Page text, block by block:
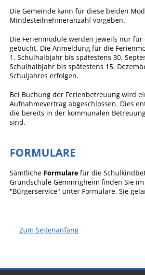
Geschichte
MEIN
Projekt
Gemmrigheim
Lesepaten
Aktion
Boulebahn
Die Gemeinde kann für diese beiden
Mindesteilnehmeranzahl vorgeben.
Die Ferienmodule werden jeweils nur
gebucht. Die Anmeldung für die
1. Schulhalbjahr bis spätestens 30.
Schulhalbjahr bis spätestens 15.
Schuljahres erfolgen.
Bei Buchung der Ferienbetreuung wird
Aufnahmevertrag abgeschlossen. Dies
die bereits in der kommunalen
sind.
FORMULARE
Sämtliche Formulare für die
Grundschule Gemmrigheim finden Sie
"Bürgerservice" unter Formulare. Sie
Zum Seitenanfang